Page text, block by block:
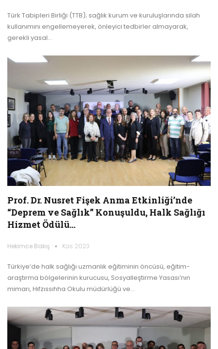
Türk Tabipleri Birliği (TTB); sağlık kurum ve kuruluşlarında silah
kullanımını engellemeyerek, önleyici tedbirler almayarak,
gerekli yasal…
Prof. Dr. Nusret Fişek Anma Etkinliği’nde
“Deprem ve Sağlık” Konuşuldu, Halk Sağlığı
Hizmet Ödülü…
Hekimce Bakış Kas 2023
Türkiye’de halk sağlığı uzmanlık eğitiminin öncüsü, eğitim-
araştırma bölgelerinin kurucusu, Sosyalleştirme Yasası’nın
mimarı, Hıfzıssıhha Okulu müdürlüğü ve…